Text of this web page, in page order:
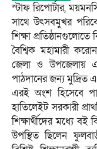
স্টাফ রিপোর্টার,
সাথে উৎসবমুখর
শিক্ষা
বৈশ্বিক মহামারী
জেলা ও উপজেলায়
পাঠদানের জন্য মুদ্রিত
এরই অংশ হিসেবে
হাতিলেইট সরকারী
শিক্ষার্থীদের মধ্যে
উপস্থিত ছিলেন